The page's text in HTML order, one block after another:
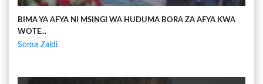
BIMA YA AFYA NI MSINGI WA HUDUMA BORA ZA AFYA KWA
WOTE...
Soma Zaidi